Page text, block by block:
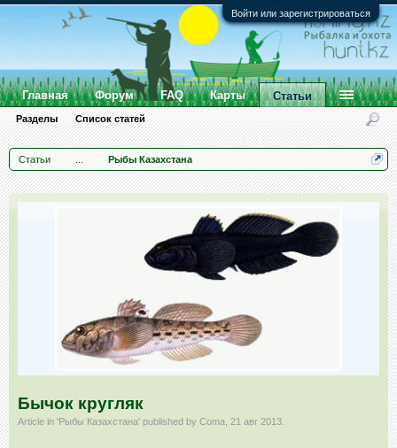
Войти или зарегистрироваться
Статьи Рыбы Казахстана
Бычок кругляк
Article in 'Рыбы Казахстана' published by Coma 21 авг 2013
Главная Форум FAQ Карты Статьи
Разделы Список статей